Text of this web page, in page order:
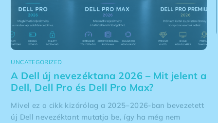
UNCATEGORIZED
A Dell új nevezéktana 2026 – Mit jelent a
Dell, Dell Pro és Dell Pro Max?
Mivel ez a cikk kizárólag a 2025–2026-ban bevezetett
új Dell nevezéktant mutatja be, így ha még nem